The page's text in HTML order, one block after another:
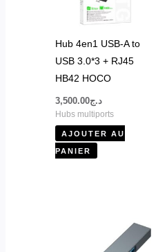
Hub 4en1 USB-A to
USB 3.0*3 + RJ45
HB42 HOCO
د.ج3,500.00
Hubs multiports
AJOUTER AU
PANIER